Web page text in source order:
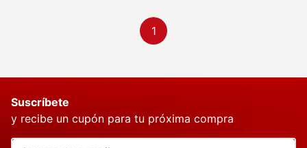
1
Suscríbete
y recibe un cupón para tu próxima compra